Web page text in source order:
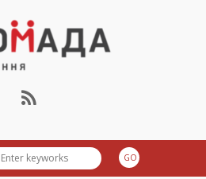
Приірпіння